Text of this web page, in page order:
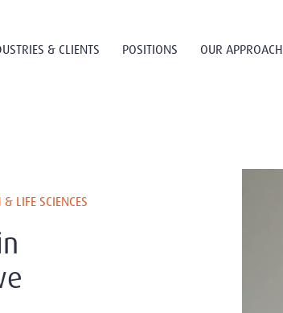
& CLIENTS POSITIONS OUR APPROACH
& LIFE SCIENCES